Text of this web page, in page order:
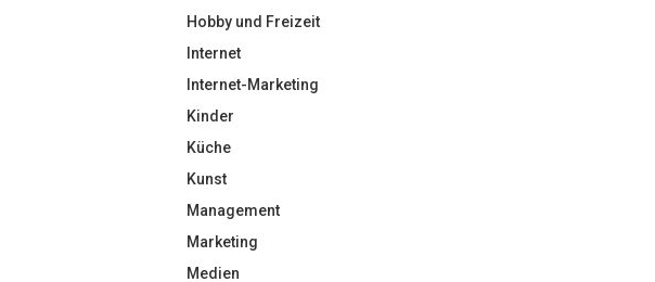
Hobby und Freizeit
Internet
Internet-Marketing
Kinder
Küche
Kunst
Management
Marketing
Medien